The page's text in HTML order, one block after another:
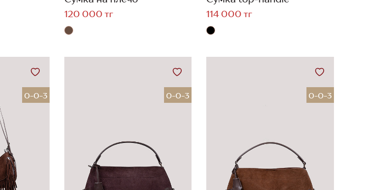
120 000 тг 114 000 тг
0-0-3 0-0-3 0-0-3